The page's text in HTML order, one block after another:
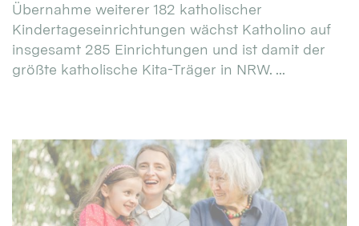
Übernahme weiterer 182 katholischer
Kindertageseinrichtungen wächst Katholino auf
insgesamt 285 Einrichtungen und ist damit der
größte katholische Kita-Träger in NRW. ...